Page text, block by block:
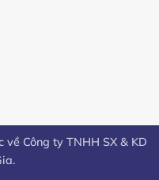
Công ty TNHH SX & KD